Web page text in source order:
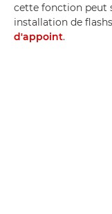
cette fonction peut
installation de
d'appoint.